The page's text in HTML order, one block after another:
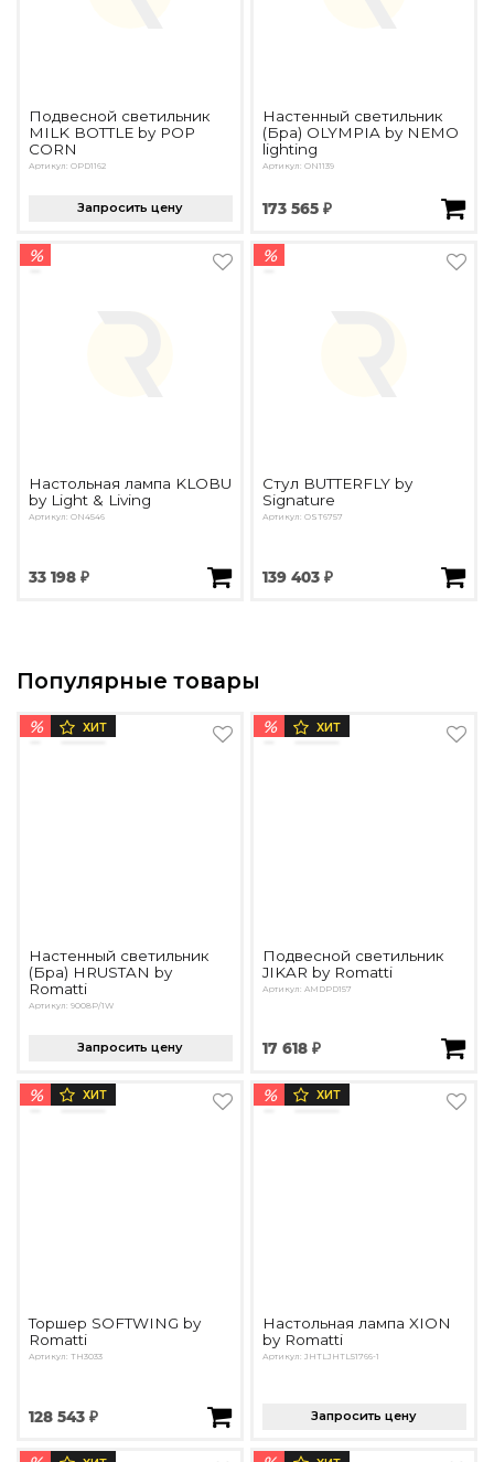
Подвесной светильник
MILK BOTTLE by POP
CORN
Артикул: OPD1162
Запросить цену
Настенный светильник
(Бра) OLYMPIA by NEMO
lighting
Артикул: ON1139
173 565 ₽
%
Настольная лампа KLOBU
by Light & Living
Артикул: ON4546
33 198 ₽
%
Стул BUTTERFLY by
Signature
Артикул: OST6757
139 403 ₽
Популярные товары
% ХИТ
Настенный светильник
(Бра) HRUSTAN by
Romatti
Артикул: 9008P/1W
Запросить цену
% ХИТ
Подвесной светильник
JIKAR by Romatti
Артикул: AMDPD157
17 618 ₽
% ХИТ
Торшер SOFTWING by
Romatti
Артикул: TH3033
128 543 ₽
% ХИТ
Настольная лампа XION
by Romatti
Артикул: JHTLJHTL51766-1
Запросить цену